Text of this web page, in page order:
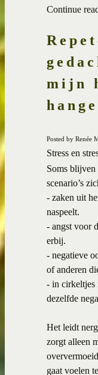
Continue
mijn
Posted by Renée
Stress en
Soms blijven
scenario’s
- zaken uit
naspeelt.
- angst voor
erbij.
- negatieve
of anderen
- in cirkeltjes
dezelfde
Het leidt
zorgt alleen
gaat voelen